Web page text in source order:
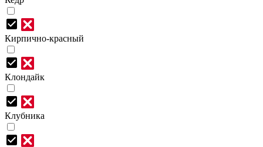
Кирпично-красный
Клондайк
Клубника